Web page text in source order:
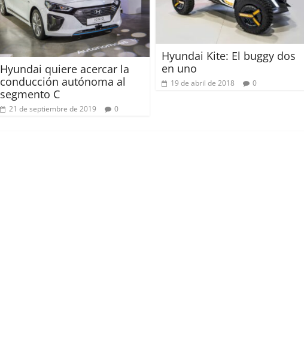
Hyundai quiere acercar la
conducción autónoma al
segmento C
21 de septiembre de 2019 0
Hyundai Kite: El buggy dos
en uno
19 de abril de 2018 0